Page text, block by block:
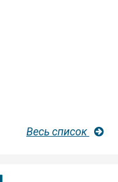
Весь список